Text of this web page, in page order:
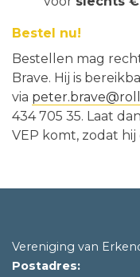
Bestel nu!
Bestellen mag
Brave. Hij is
via
434 705 35. Laat
VEP komt, zodat
Vereniging van
Postadres: